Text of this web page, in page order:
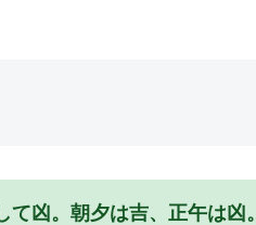
凶。朝夕は吉、正午は凶。